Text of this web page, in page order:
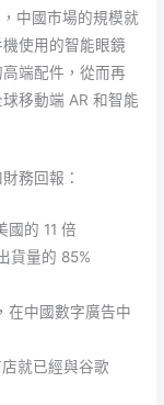
中國市場的規模就
使用的智能眼鏡
端配件，從而再
移動端 AR 和智能
務回報：
國的 11 倍
貨量的 85%
在中國數字廣告中
就已經與谷歌